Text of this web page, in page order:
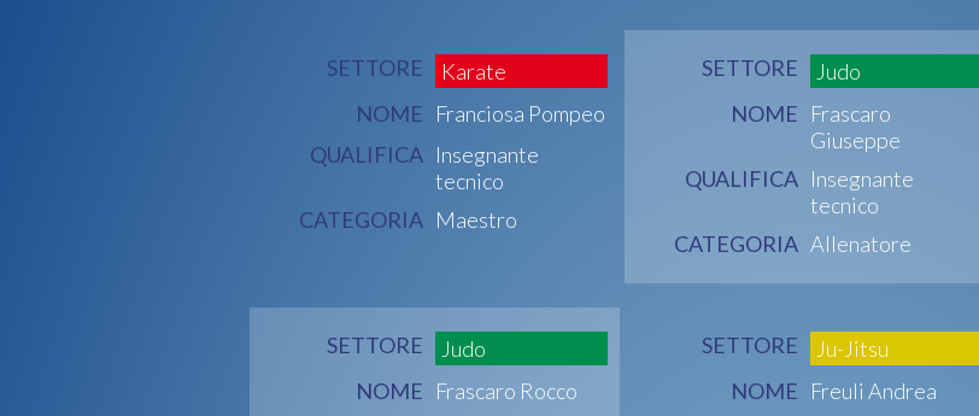
SETTORE
Karate
NOME Franciosa Pompeo
QUALIFICA Insegnante
tecnico
CATEGORIA Maestro
SETTORE
Judo
NOME Frascaro
Giuseppe
QUALIFICA Insegnante
tecnico
CATEGORIA Allenatore
SETTORE
Judo
NOME Frascaro Rocco
SETTORE
Ju-Jitsu
NOME Freuli Andrea